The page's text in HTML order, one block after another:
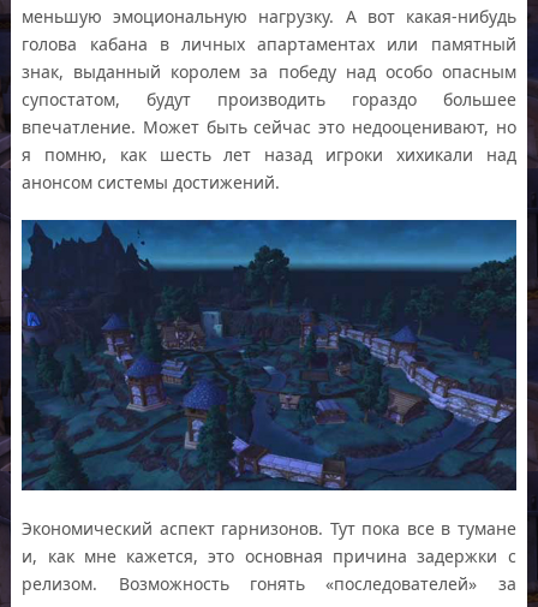
меньшую эмоциональную нагрузку. А вот какая-нибудь
голова кабана в личных апартаментах или памятный
знак, выданный королем за победу над особо опасным
супостатом, будут производить гораздо большее
впечатление. Может быть сейчас это недооценивают, но
я помню, как шесть лет назад игроки хихикали над
анонсом системы достижений.
Экономический аспект гарнизонов. Тут пока все в тумане
и, как мне кажется, это основная причина задержки с
релизом. Возможность гонять «последователей» за